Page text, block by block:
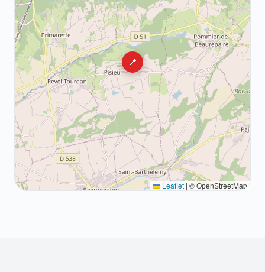
📍
Leaflet | © OpenStreetMap